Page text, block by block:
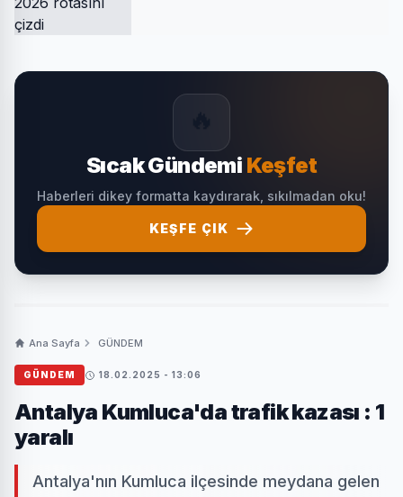
Sıcak Gündemi Keşfet
Haberleri dikey formatta kaydırarak, sıkılmadan oku!
KEŞFE ÇIK
Ana Sayfa GÜNDEM
GÜNDEM 18.02.2025 - 13:06
Antalya Kumluca'da trafik kazası : 1
yaralı
Antalya'nın Kumluca ilçesinde meydana gelen